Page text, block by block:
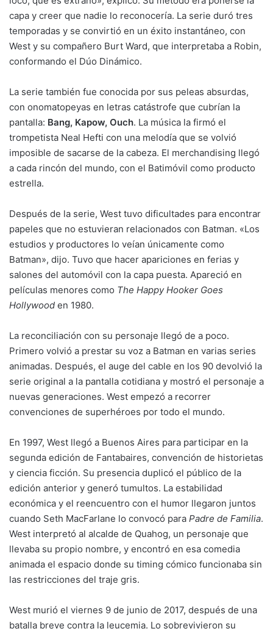
capa y creer que nadie lo reconocería. La serie duró tres
temporadas y se convirtió en un éxito instantáneo, con
West y su compañero Burt Ward, que interpretaba a Robin,
conformando el Dúo Dinámico.
La serie también fue conocida por sus peleas absurdas,
con onomatopeyas en letras catástrofe que cubrían la
pantalla: Bang, Kapow, Ouch. La música la firmó el
trompetista Neal Hefti con una melodía que se volvió
imposible de sacarse de la cabeza. El merchandising llegó
a cada rincón del mundo, con el Batimóvil como producto
estrella.
Después de la serie, West tuvo dificultades para encontrar
papeles que no estuvieran relacionados con Batman. «Los
estudios y productores lo veían únicamente como
Batman», dijo. Tuvo que hacer apariciones en ferias y
salones del automóvil con la capa puesta. Apareció en
películas menores como The Happy Hooker Goes
Hollywood en 1980.
La reconciliación con su personaje llegó de a poco.
Primero volvió a prestar su voz a Batman en varias series
animadas. Después, el auge del cable en los 90 devolvió la
serie original a la pantalla cotidiana y mostró el personaje a
nuevas generaciones. West empezó a recorrer
convenciones de superhéroes por todo el mundo.
En 1997, West llegó a Buenos Aires para participar en la
segunda edición de Fantabaires, convención de historietas
y ciencia ficción. Su presencia duplicó el público de la
edición anterior y generó tumultos. La estabilidad
económica y el reencuentro con el humor llegaron juntos
cuando Seth MacFarlane lo convocó para Padre de Familia.
West interpretó al alcalde de Quahog, un personaje que
llevaba su propio nombre, y encontró en esa comedia
animada el espacio donde su timing cómico funcionaba sin
las restricciones del traje gris.
West murió el viernes 9 de junio de 2017, después de una
batalla breve contra la leucemia. Lo sobrevivieron su